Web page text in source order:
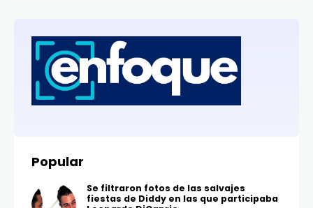
Popular
Se filtraron fotos de las salvajes
fiestas de Diddy en las que participaba